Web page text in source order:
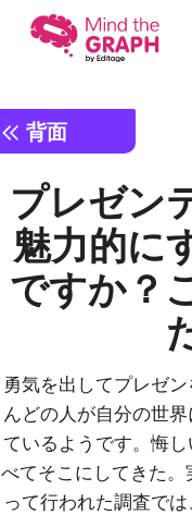
背面
プレゼン
魅力的に
ですか？
勇気を出してプレゼ
んどの人が自分の世
ているようです。悔
べてそこにしてきた。
って行われた調査で